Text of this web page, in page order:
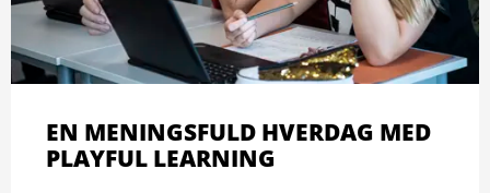
EN MENINGSFULD HVERDAG MED
PLAYFUL LEARNING